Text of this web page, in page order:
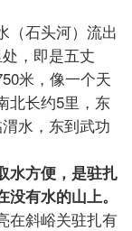
（石头河）流出
，即是五丈
米，像一个天
北长约5里，东
水，东到武功
水方便，是驻扎
有水的山上。
在斜峪关驻扎有